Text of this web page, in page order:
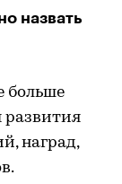
назвать
больше
развития
наград,